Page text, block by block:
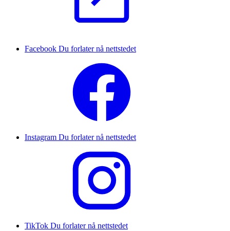
Facebook Du forlater nå nettstedet
Instagram Du forlater nå nettstedet
TikTok Du forlater nå nettstedet